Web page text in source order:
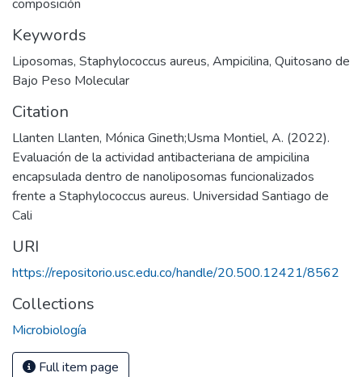
composición
Keywords
Liposomas, Staphylococcus aureus, Ampicilina, Quitosano de
Bajo Peso Molecular
Citation
Llanten Llanten, Mónica Gineth;Usma Montiel, A. (2022).
Evaluación de la actividad antibacteriana de ampicilina
encapsulada dentro de nanoliposomas funcionalizados
frente a Staphylococcus aureus. Universidad Santiago de
Cali
URI
https://repositorio.usc.edu.co/handle/20.500.12421/8562
Collections
Microbiología
Full item page